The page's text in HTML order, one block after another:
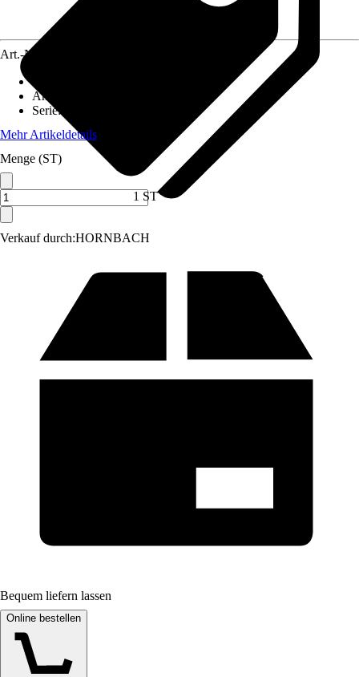
Verkauf durch:HORNBACH
Art.-Nr.
Anwendungsbereich
Serie:
Mehr Artikeldetails
Menge (ST)
1 ST
Bequem liefern lassen
Online bestellen